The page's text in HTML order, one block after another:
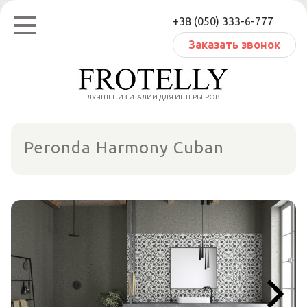
Перейти
содержанию
+38 (050) 333-6-777
Заказать звонок
ЛУЧШЕЕ ИЗ ИТАЛИИ ДЛЯ ИНТЕРЬЕРОВ
Peronda Harmony Cuban